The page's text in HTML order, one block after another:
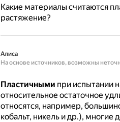
Какие материалы считаются
растяжение?
Алиса
На основе источников, возможны
Пластичными при испытании
относительное остаточное
относятся, например,
кобальт, никель и др.),